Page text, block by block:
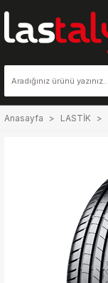
Anasayfa LASTİK